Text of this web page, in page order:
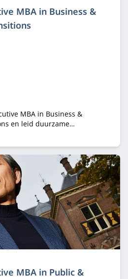
MBA in Business &
MBA in Business &
en leid duurzame
MBA in Public &